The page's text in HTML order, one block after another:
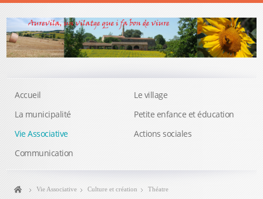
Accueil
Le village
La municipalité
Petite enfance et éducation
Vie Associative
Actions sociales
Communication
Vie Associative Culture et création Théatre